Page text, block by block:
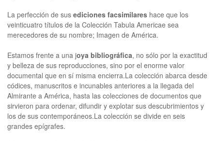
La perfección de sus ediciones facsimilares hace que los
veinticuatro títulos de la Colección Tabula Americae sea
merecedores de su nombre; Imagen de América.
Estamos frente a una joya bibliográfica, no sólo por la exactitud
y belleza de sus reproducciones, sino por el enorme valor
documental que en sí misma encierra.La colección abarca desde
códices, manuscritos e incunables anteriores a la llegada del
Almirante a América, hasta las colecciones de documentos que
sirvieron para ordenar, difundir y explotar sus descubrimientos y
los de sus contemporáneos.La colección se divide en seis
grandes epígrafes.